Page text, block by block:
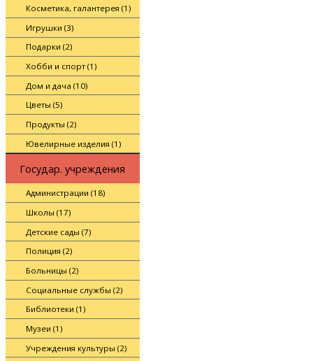
Косметика, галантерея (1)
Игрушки (3)
Подарки (2)
Хобби и спорт (1)
Дом и дача (10)
Цветы (5)
Продукты (2)
Ювелирные изделия (1)
Государ. учреждения
Администрации (18)
Школы (17)
Детские сады (7)
Полиция (2)
Больницы (2)
Социальные службы (2)
Библиотеки (1)
Музеи (1)
Учреждения культуры (2)